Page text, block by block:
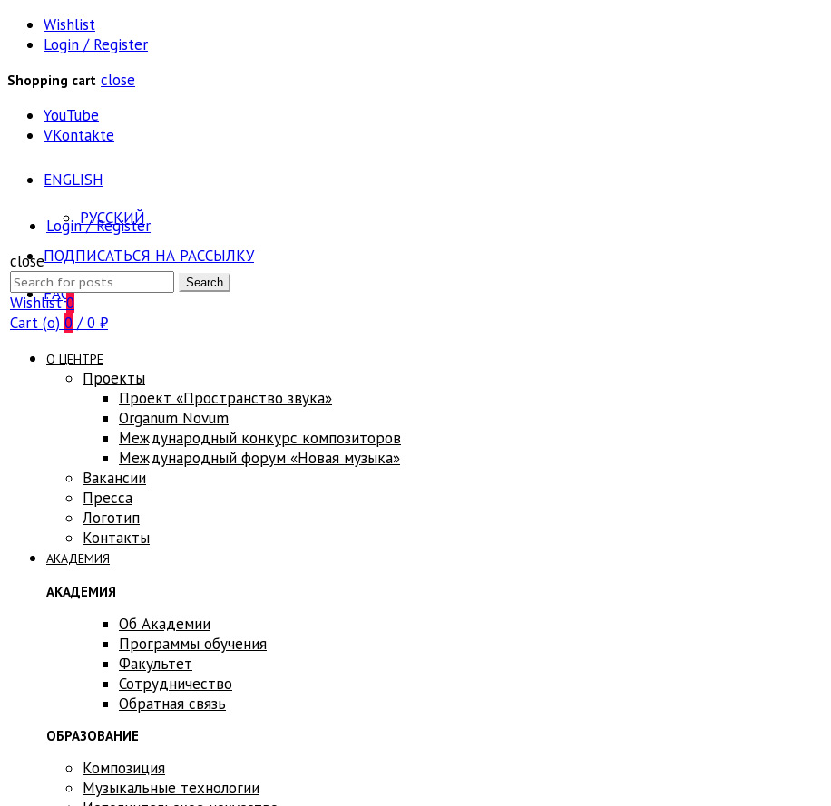
Wishlist
Login / Register
Shopping cart close
YouTube
VKontakte
ENGLISH
РУССКИЙ
ПОДПИСАТЬСЯ НА РАССЫЛКУ
FAQ
Login / Register
close
Search
for:
Search
Wishlist0
Cart (o) 0 / 0 ₽
О ЦЕНТРЕ
Проекты
Проект «Пространство звука»
Оrganum Novum
Международный конкурс композиторов
Международный форум «Новая музыка»
Вакансии
Пресса
Логотип
Контакты
АКАДЕМИЯ
АКАДЕМИЯ
Об Академии
Программы обучения
Факультет
Сотрудничество
Обратная связь
ОБРАЗОВАНИЕ
Композиция
Музыкальные технологии